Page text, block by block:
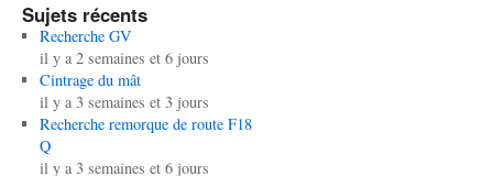
Sujets récents
Recherche GV
il y a 2 semaines et 6 jours
Cintrage du mât
il y a 3 semaines et 3 jours
Recherche remorque de route F18
Q
il y a 3 semaines et 6 jours